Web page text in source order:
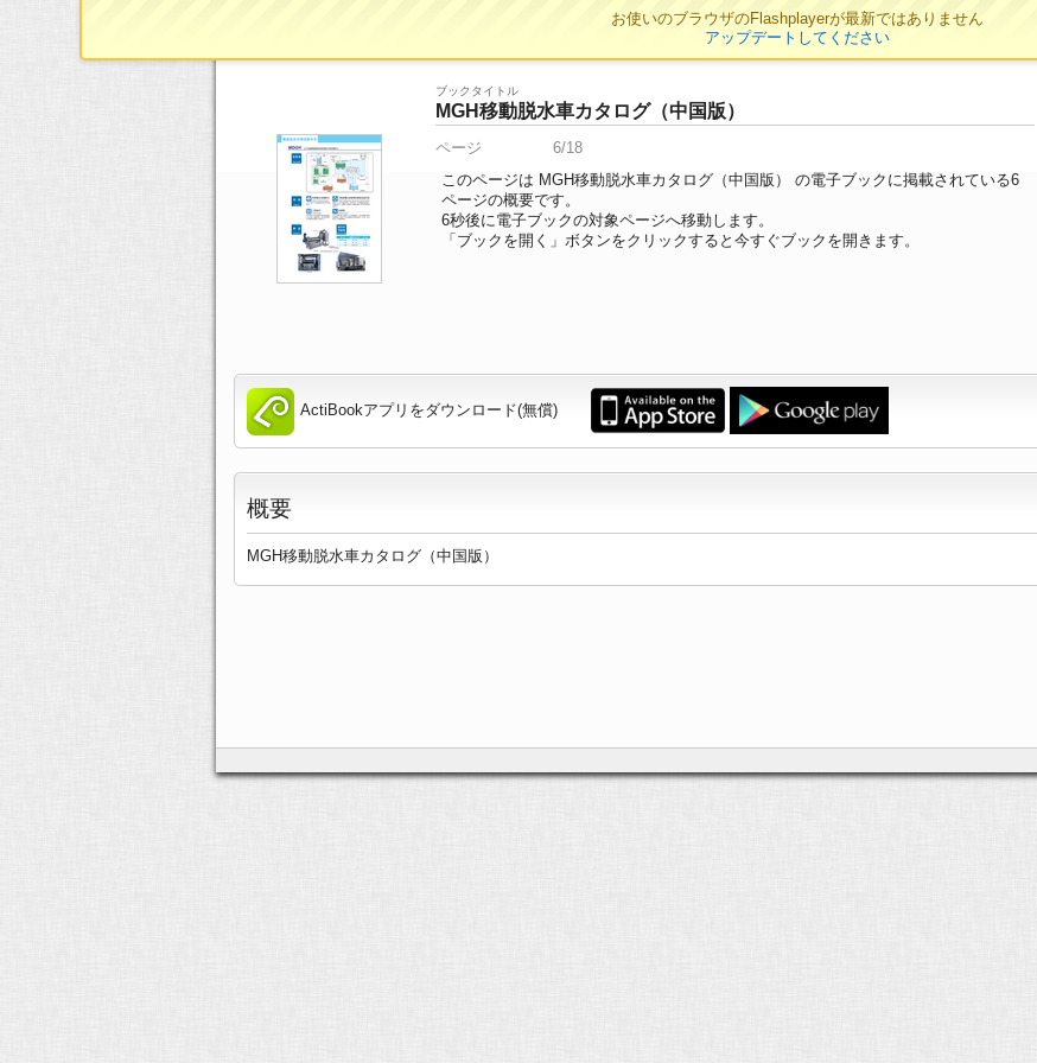
ブックタイトル
MGH移動脱水車カタログ（中国版）
ページ
6/18
このページは MGH移動脱水車カタログ（中国版） の電子ブックに掲載されている6
ページの概要です。
6秒後に電子ブックの対象ページへ移動します。
「ブックを開く」ボタンをクリックすると今すぐブックを開きます。
ActiBookアプリをダウンロード(無償)
概要
MGH移動脱水車カタログ（中国版）
お使いのブラウザのFlashplayerが最新ではありません
アップデートしてください